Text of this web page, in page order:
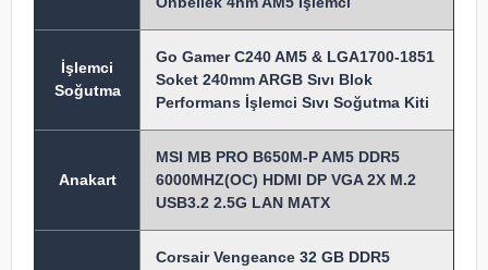
İşlemci
Soğutma
Go Gamer C240 AM5 & LGA1700-1851
Soket 240mm ARGB Sıvı Blok
Performans İşlemci Sıvı Soğutma Kiti
Anakart
MSI MB PRO B650M-P AM5 DDR5
6000MHZ(OC) HDMI DP VGA 2X M.2
USB3.2 2.5G LAN MATX
Corsair Vengeance 32 GB DDR5